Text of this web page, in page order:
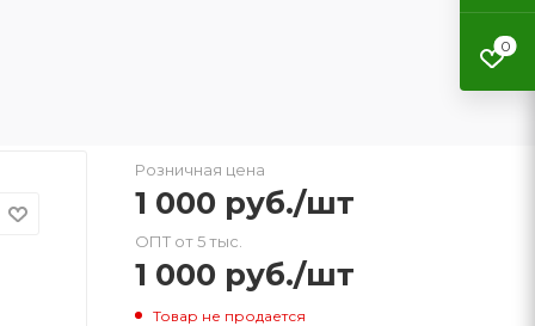
Розничная цена
1 000 руб./шт
ОПТ от 5 тыс.
1 000 руб./шт
Товар не продается
0